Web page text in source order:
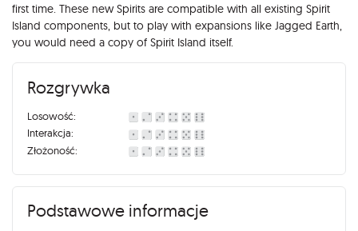
first time. These new Spirits are compatible with all existing Spirit
Island components, but to play with expansions like Jagged Earth,
you would need a copy of Spirit Island itself.
Rozgrywka
Losowość:
Interakcja:
Złożoność:
Podstawowe informacje